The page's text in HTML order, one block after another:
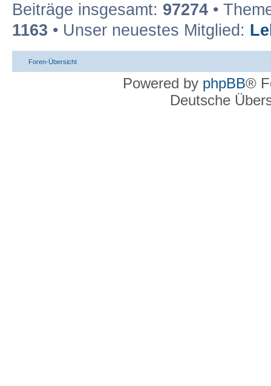
Beiträge insgesamt: 97274 •
1163 • Unser neuestes Mitglied:
Foren-Übersicht
Powered by phpBB®
Deutsche